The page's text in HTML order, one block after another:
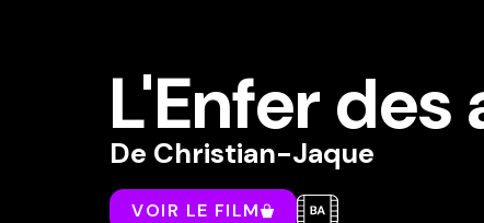
L'Enfer des
De Christian-Jaque
VOIR LE FILM